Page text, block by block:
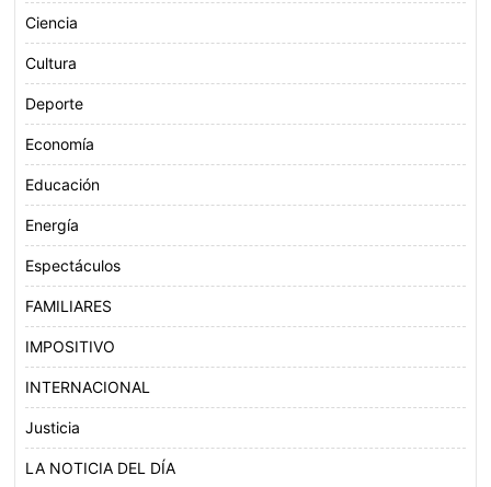
Ciencia
Cultura
Deporte
Economía
Educación
Energía
Espectáculos
FAMILIARES
IMPOSITIVO
INTERNACIONAL
Justicia
LA NOTICIA DEL DÍA